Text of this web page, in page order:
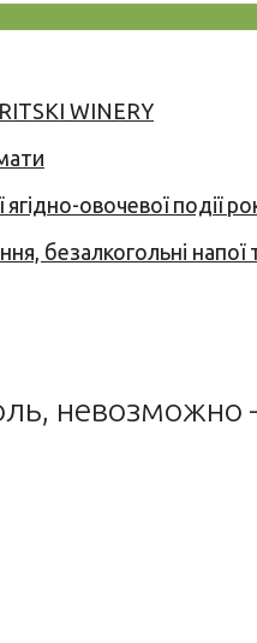
WINERY
овочевої події
безалкогольні напої